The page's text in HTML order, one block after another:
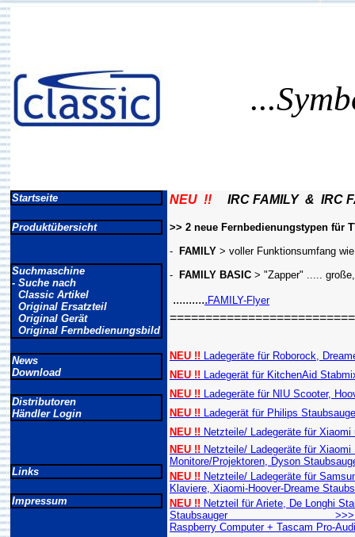
Startseite
Produktübersicht
Suchmaschine
- Suche nach
Classic Artikel
Original Ersatzteil
Original Gerät
Original Fernbedienungsbild
News
Download
Distributoren
Händler Login
Links
Impressum
NEU !! IRC FAMILY & IRC
>> 2 neue Fernbedienungstypen für
-
FAMILY > voller Funktionsumfang
-
FAMILY BASIC > "Zapper" .....
........... FAMILY-Flyer
NEU !! Ladegeräte für Roborock,
NEU !! Ladegerät für KitchenAid
NEU !! Ladegeräte für NIU Scooter,
NEU !! Ladegerät für Philips
NEU !! Netzteile/ Ladegeräte für
NEU !! Netzteile/ Ladegeräte für
Monitore/Projektoren, Dyson
NEU !! Netzteile/ Ladegeräte für
Klaviere, Xiaomi-Hoover-Dreame
NEU !! Netzteil für Ariete, De Longhi
Staubsauger >>> Universal
Raspberry Computer + Tascam Pro-